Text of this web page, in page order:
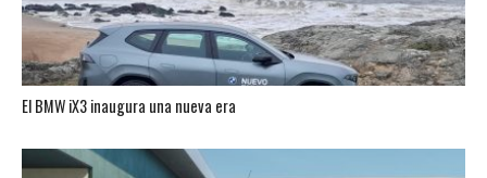
El BMW iX3 inaugura una nueva era